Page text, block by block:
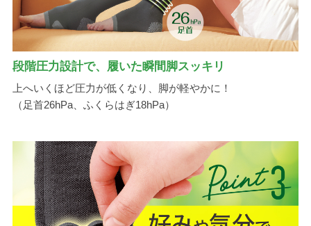
段階圧力設計で、履いた瞬間脚スッキリ
上へいくほど圧力が低くなり、脚が軽やかに！
（足首26hPa、ふくらはぎ18hPa）